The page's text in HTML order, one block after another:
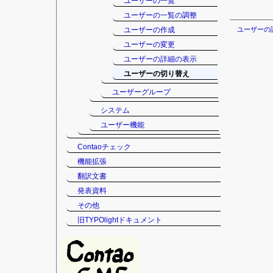
ユーザーの
ユーザーの一覧の調整
ユーザーの作成
ユーザーの変更
ユーザーの詳細の表示
ユーザーの切り替え
ユーザーグループ
システム
ユーザー機能
Contaoチェック
機能拡張
翻訳文書
発表資料
その他
旧TYPOlightドキュメント